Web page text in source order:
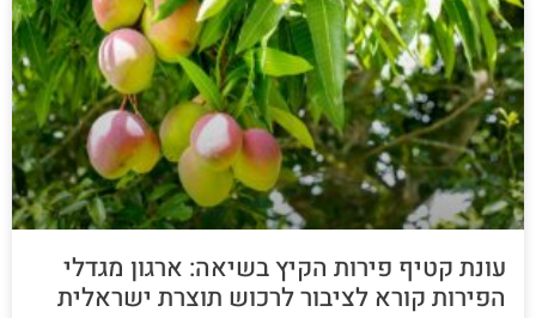
עונת קטיף פירות הקיץ בשיאה: ארגון מגדלי
הפירות קורא לציבור לרכוש תוצרת ישראלית